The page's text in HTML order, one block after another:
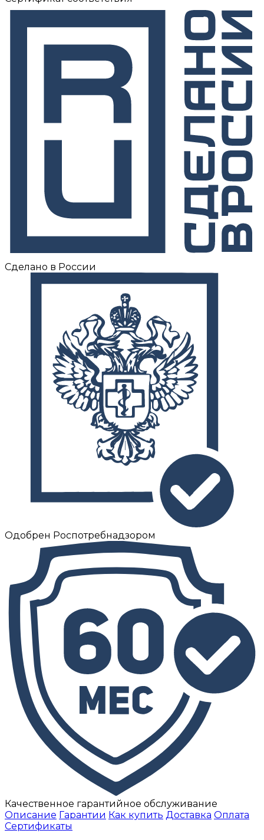
Сделано в России
Одобрен Роспотребнадзором
Качественное гарантийное обслуживание
Описание Гарантии Как купить Доставка Оплата
Сертификаты